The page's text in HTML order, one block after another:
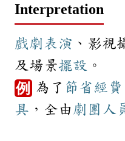
Interpretation
戲劇 表演 、影視
及場景擺設 。
例 為了 節省經費
具 ，全由 劇團 人